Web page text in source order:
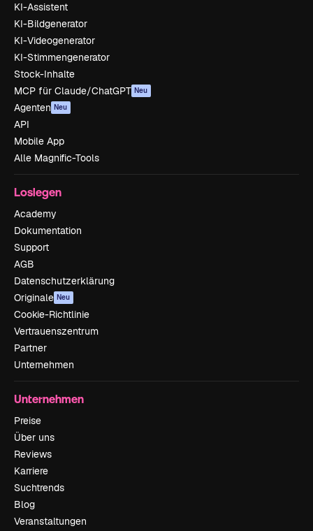
KI-Assistent
KI-Bildgenerator
KI-Videogenerator
KI-Stimmengenerator
Stock-Inhalte
MCP für Claude/ChatGPT Neu
Agenten Neu
API
Mobile App
Alle Magnific-Tools
Loslegen
Academy
Dokumentation
Support
AGB
Datenschutzerklärung
Originale Neu
Cookie-Richtlinie
Vertrauenszentrum
Partner
Unternehmen
Unternehmen
Preise
Über uns
Reviews
Karriere
Suchtrends
Blog
Veranstaltungen